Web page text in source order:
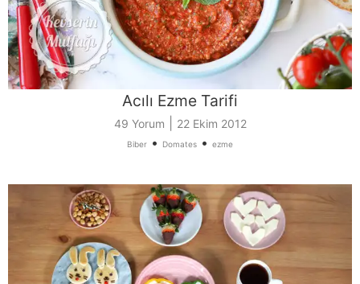
Acılı Ezme Tarifi
49 Yorum 22 Ekim 2012
Biber • Domates • ezme